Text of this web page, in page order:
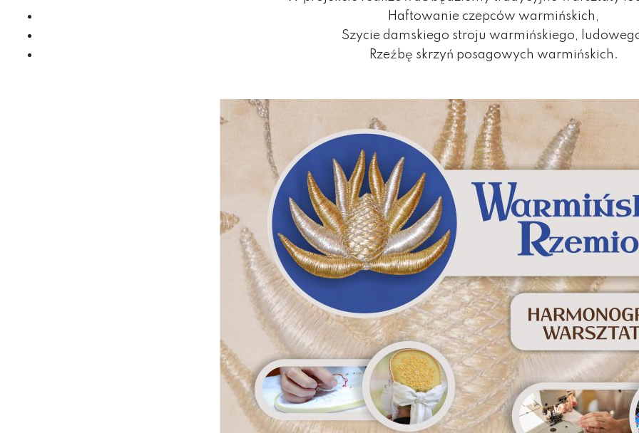
Haftowanie czepców warmińskich,
Szycie damskiego stroju warmińskiego,
Rzeźbę skrzyń posagowych warmińskich.